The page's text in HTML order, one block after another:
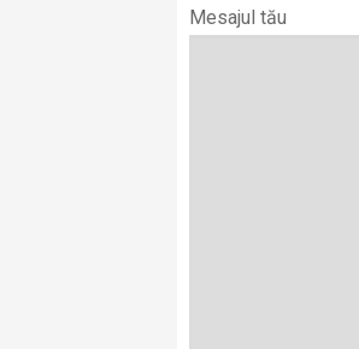
Mesajul tău